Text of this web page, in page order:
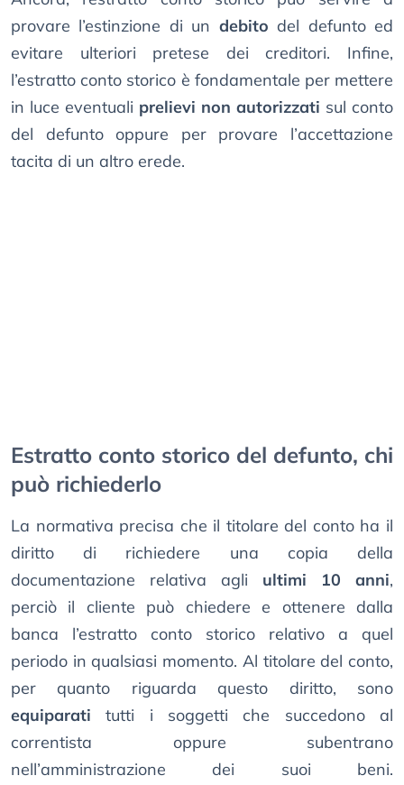
provare l’estinzione di un debito del defunto ed
evitare ulteriori pretese dei creditori. Infine,
l’estratto conto storico è fondamentale per mettere
in luce eventuali prelievi non autorizzati sul conto
del defunto oppure per provare l’accettazione
tacita di un altro erede.
Estratto conto storico del defunto, chi
può richiederlo
La normativa precisa che il titolare del conto ha il
diritto di richiedere una copia della
documentazione relativa agli ultimi 10 anni,
perciò il cliente può chiedere e ottenere dalla
banca l’estratto conto storico relativo a quel
periodo in qualsiasi momento. Al titolare del conto,
per quanto riguarda questo diritto, sono
equiparati tutti i soggetti che succedono al
correntista oppure subentrano
nell’amministrazione dei suoi beni.